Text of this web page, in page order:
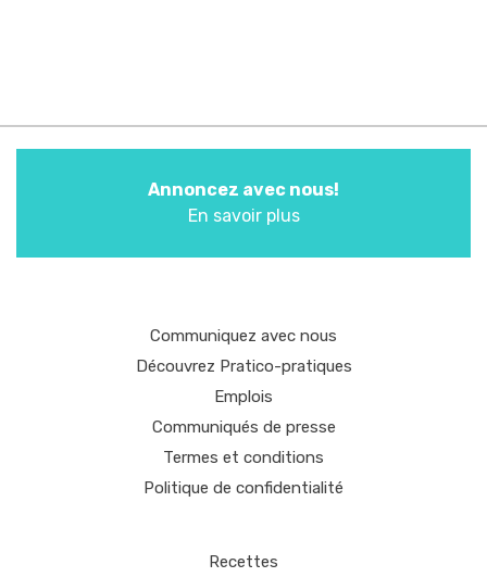
Annoncez avec nous!
En savoir plus
Communiquez avec nous
Découvrez Pratico-pratiques
Emplois
Communiqués de presse
Termes et conditions
Politique de confidentialité
Recettes